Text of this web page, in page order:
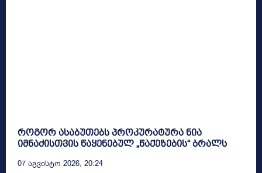
როგორ ასაბუთებს პროკურატურა ნია
იმნაძისთვის წაყენებულ „წაქეზების“ ბრალს
07 Აგვისტო 2026, 20:24